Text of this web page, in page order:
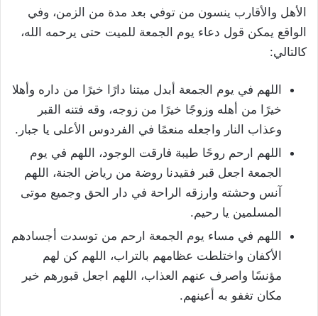
الأهل والأقارب ينسون من توفي بعد مدة من الزمن، وفي
الواقع يمكن قول دعاء يوم الجمعة للميت حتى يرحمه الله،
كالتالي:
اللهم في يوم الجمعة أبدل ميتنا دارًا خيرًا من داره وأهلا
خيرًا من أهله وزوجًا خيرًا من زوجه، وقه فتنه القبر
وعذاب النار واجعله منعمًا في الفردوس الأعلى يا جبار.
اللهم ارحم روحًا طيبة فارقت الوجود، اللهم في يوم
الجمعة اجعل قبر فقيدنا روضة من رياض الجنة، اللهم
آنس وحشته وارزقه الراحة في دار الحق وجميع موتى
المسلمين يا رحيم.
اللهم في مساء يوم الجمعة ارحم من توسدت أجسادهم
الأكفان واختلطت عظامهم بالتراب، اللهم كن لهم
مؤنسًا واصرف عنهم العذاب، اللهم اجعل قبورهم خير
مكان تغفو به أعينهم.